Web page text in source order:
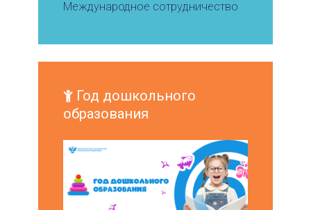
Международное сотрудничество
Год дошкольного
образования